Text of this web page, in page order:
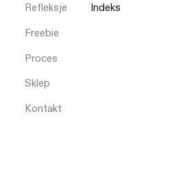
Refleksje
Freebie
Proces
Sklep
Kontakt
Indeks